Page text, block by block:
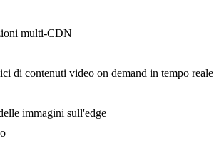
multi-CDN
di contenuti video on demand in tempo reale
immagini sull'edge